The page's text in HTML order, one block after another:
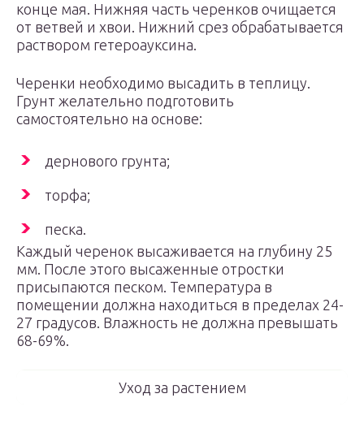
конце мая. Нижняя часть черенков очищается
от ветвей и хвои. Нижний срез обрабатывается
раствором гетероауксина.
Черенки необходимо высадить в теплицу.
Грунт желательно подготовить
самостоятельно на основе:
дернового грунта;
торфа;
песка.
Каждый черенок высаживается на глубину 25
мм. После этого высаженные отростки
присыпаются песком. Температура в
помещении должна находиться в пределах 24-
27 градусов. Влажность не должна превышать
68-69%.
Уход за растением